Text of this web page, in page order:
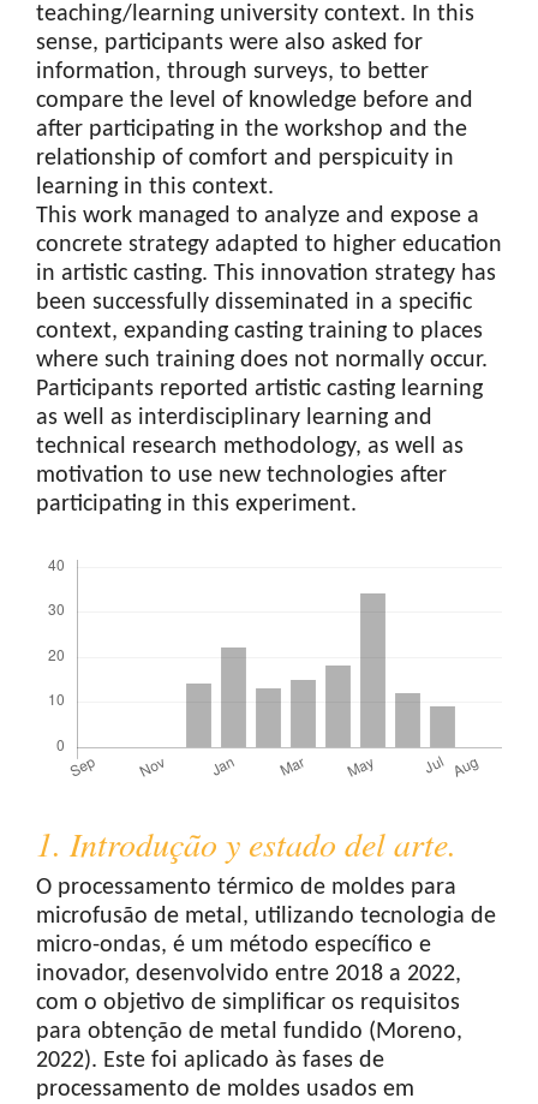
teaching/learning university context. In this
sense, participants were also asked for
information, through surveys, to better
compare the level of knowledge before and
after participating in the workshop and the
relationship of comfort and perspicuity in
learning in this context.
This work managed to analyze and expose a
concrete strategy adapted to higher education
in artistic casting. This innovation strategy has
been successfully disseminated in a specific
context, expanding casting training to places
where such training does not normally occur.
Participants reported artistic casting learning
as well as interdisciplinary learning and
technical research methodology, as well as
motivation to use new technologies after
participating in this experiment.
1. Introdução y estado del arte.
O processamento térmico de moldes para
microfusão de metal, utilizando tecnologia de
micro-ondas, é um método específico e
inovador, desenvolvido entre 2018 a 2022,
com o objetivo de simplificar os requisitos
para obtenção de metal fundido (Moreno,
2022). Este foi aplicado às fases de
processamento de moldes usados em